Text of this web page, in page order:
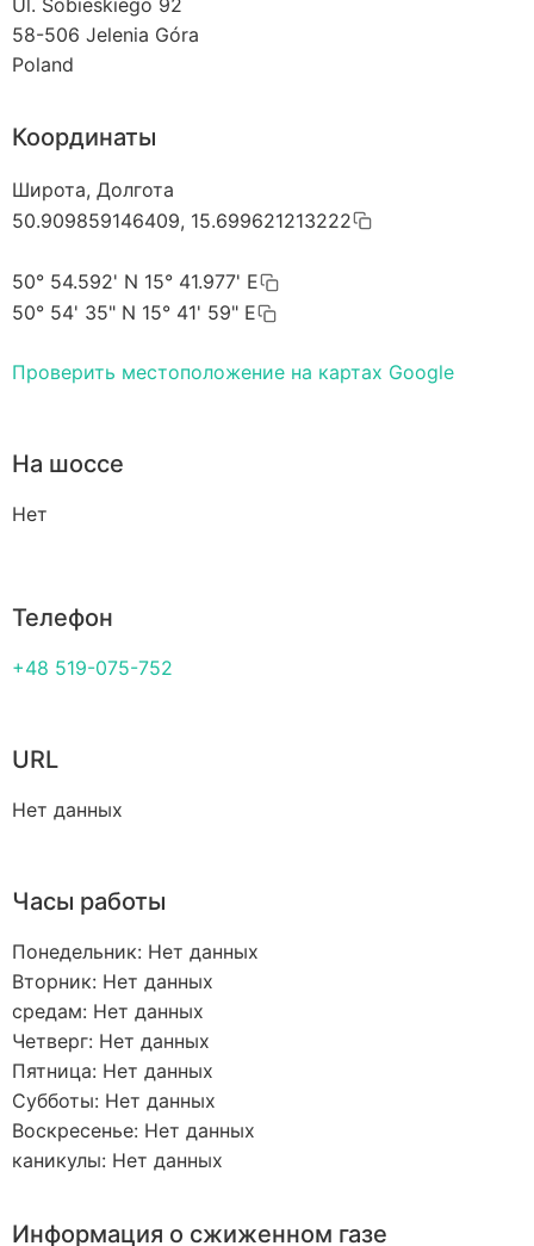
58-506 Jelenia Góra
Poland
Координаты
Широта, Долгота
50.909859146409, 15.699621213222
50° 54.592' N 15° 41.977' E
50° 54' 35" N 15° 41' 59" E
Проверить местоположение на картах Google
На шоссе
Нет
Телефон
+48 519-075-752
URL
Нет данных
Часы работы
Понедельник: Нет данных
Вторник: Нет данных
средам: Нет данных
Четверг: Нет данных
Пятница: Нет данных
Субботы: Нет данных
Воскресенье: Нет данных
каникулы: Нет данных
Информация о сжиженном газе